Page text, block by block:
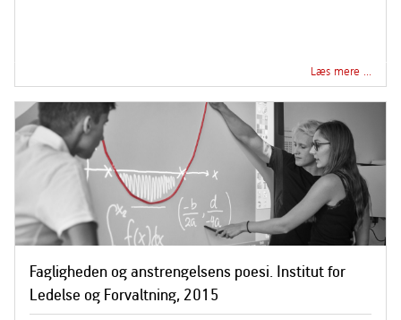
Læs mere …
Fagligheden og anstrengelsens poesi. Institut for
Ledelse og Forvaltning, 2015